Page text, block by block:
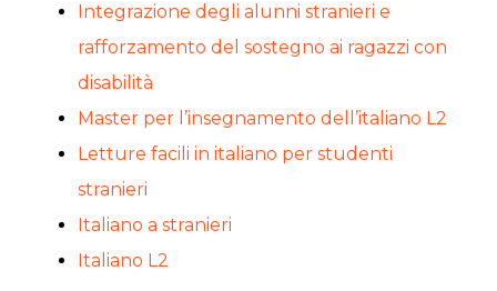
Integrazione degli alunni stranieri e
rafforzamento del sostegno ai ragazzi con
disabilità
Master per l’insegnamento dell’italiano L2
Letture facili in italiano per studenti
stranieri
Italiano a stranieri
Italiano L2